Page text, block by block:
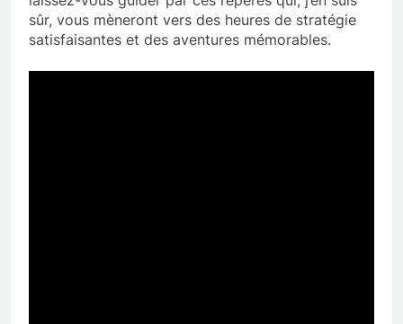
sûr, vous mèneront vers des heures de stratégie
satisfaisantes et des aventures mémorables.